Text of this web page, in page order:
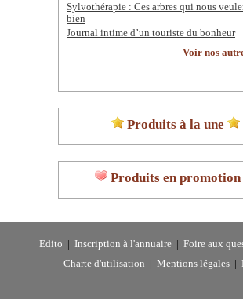
Sylvothérapie : Ces arbres qui nous
bien
Journal intime d’un touriste du bonheur
Voir nos
Produits à la une
Produits en promotion
Edito Inscription à l'annuaire Foire aux
Charte d'utilisation
Mentions légales